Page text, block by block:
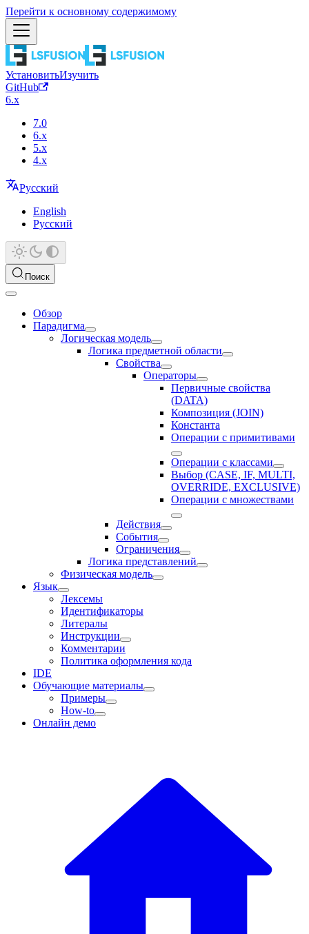
Перейти к основному содержимому
УстановитьИзучить
GitHub
6.x
7.0
6.x
5.x
4.x
Русский
English
Русский
Поиск
Обзор
Парадигма
Логическая модель
Логика предметной области
Свойства
Операторы
Первичные свойства
(DATA)
Композиция (JOIN)
Константа
Операции с примитивами
Операции с классами
Выбор (CASE, IF, MULTI,
OVERRIDE, EXCLUSIVE)
Операции с множествами
Действия
События
Ограничения
Логика представлений
Физическая модель
Язык
Лексемы
Идентификаторы
Литералы
Инструкции
Комментарии
Политика оформления кода
IDE
Обучающие материалы
Примеры
How-to
Онлайн демо